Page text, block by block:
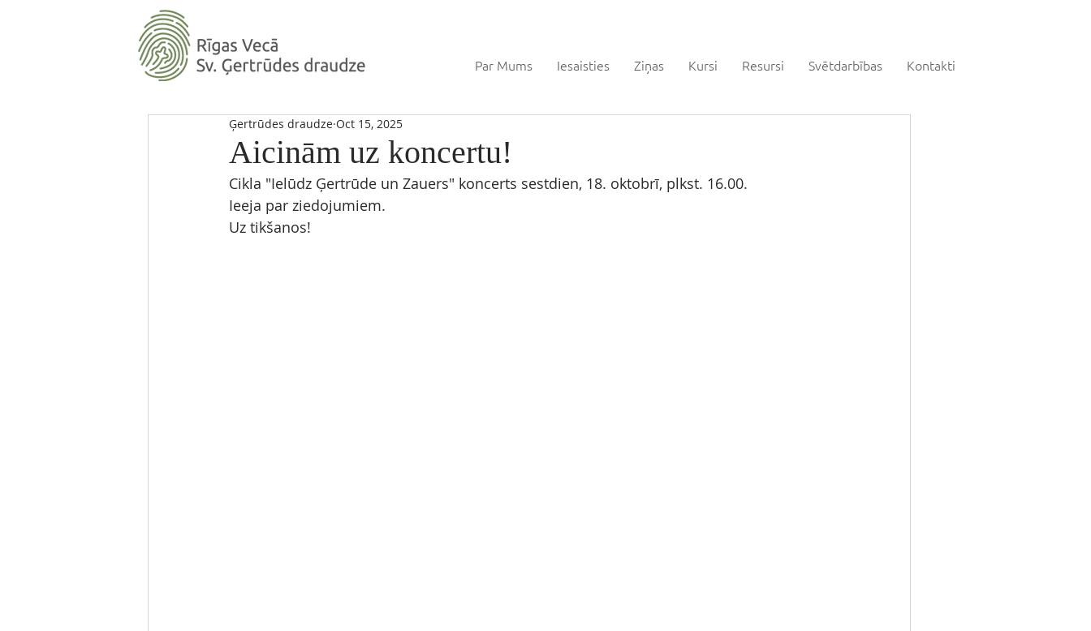
Par Mums Iesaisties Ziņas Kursi Resursi Svētdarbības Kontakti
Aicinām uz koncertu!
Ģertrūdes draudze Oct 15, 2025
Cikla "Ielūdz Ģertrūde un Zauers" koncerts sestdien, 18. oktobrī, plkst. 16.00.
Ieeja par ziedojumiem.
Uz tikšanos!